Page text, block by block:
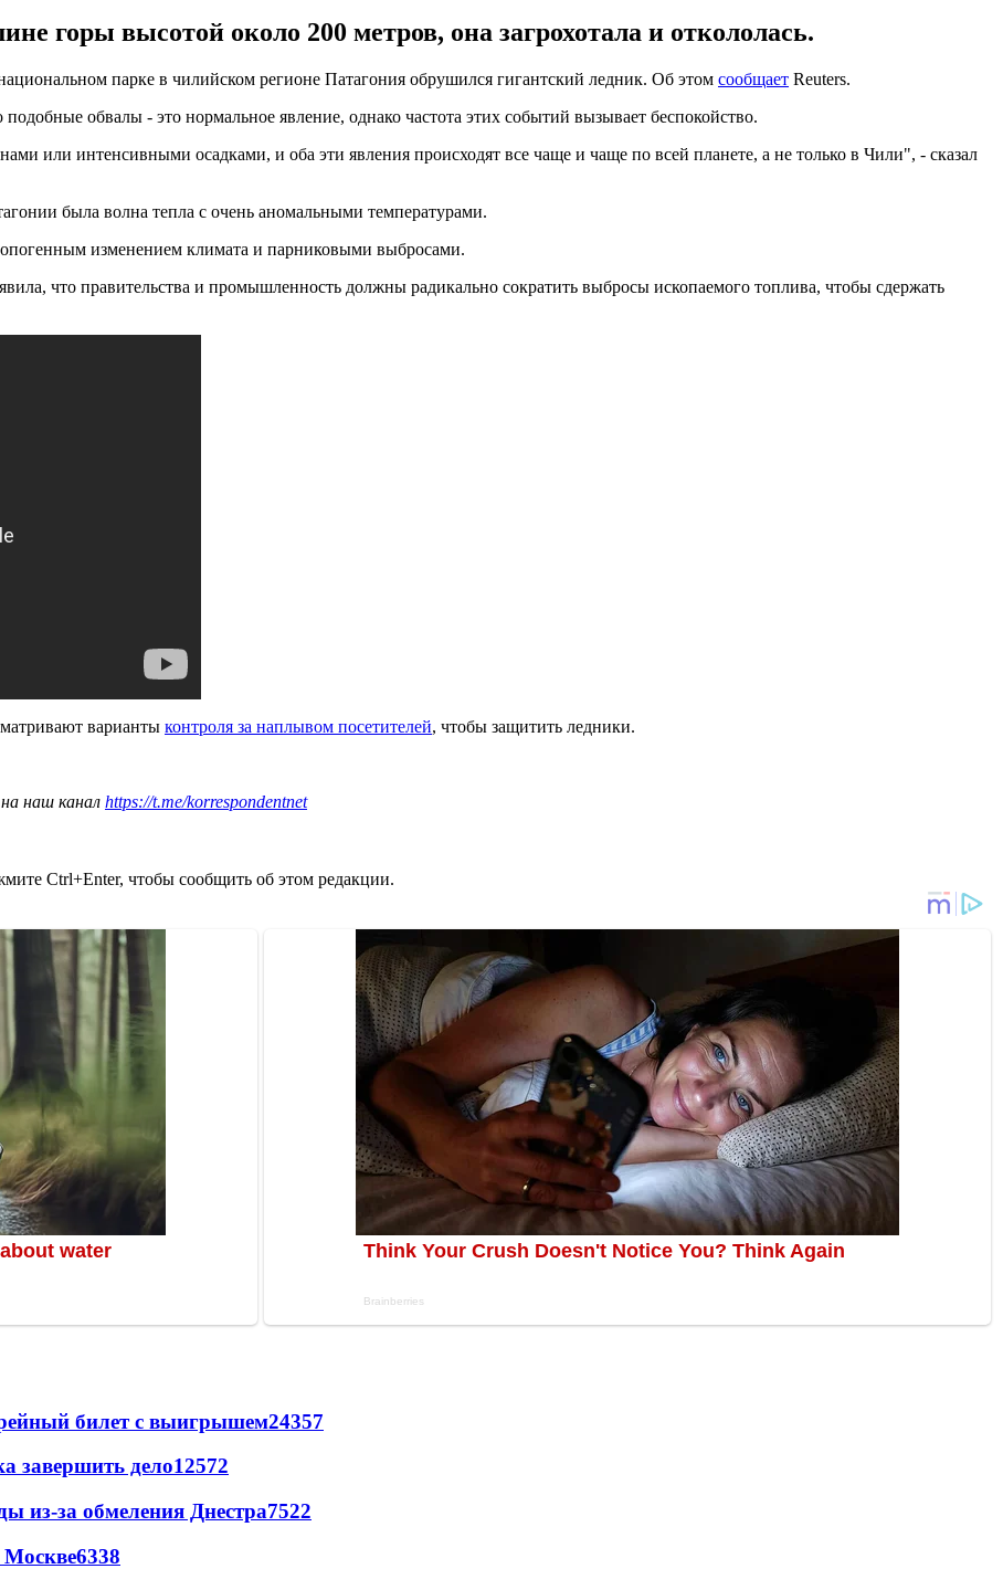
горы высотой около 200 метров, она загрохотала и откололась.
парке в чилийском регионе Патагония обрушился гигантский ледник. Об этом сообщает Reuters.
обвалы - это нормальное явление, однако частота этих событий вызывает беспокойство.
или интенсивными осадками, и оба эти явления происходят все чаще и чаще по всей планете, а не только в Чили", - сказал
была волна тепла с очень аномальными температурами.
изменением климата и парниковыми выбросами.
что правительства и промышленность должны радикально сократить выбросы ископаемого топлива, чтобы сдержать
варианты контроля за наплывом посетителей, чтобы защитить ледники.
наш канал https://t.me/korrespondentnet
Ctrl+Enter, чтобы сообщить об этом редакции.
билет с выигрышем24357
завершить дело12572
из-за обмеления Днестра7522
Москве6338